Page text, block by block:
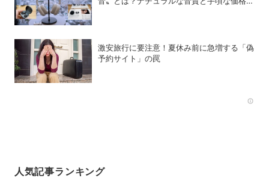
激安旅行に要注意！夏休み前に急増する「偽
予約サイト」の罠
人気記事ランキング